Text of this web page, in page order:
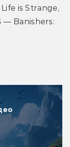
is Strange,
— Banishers: